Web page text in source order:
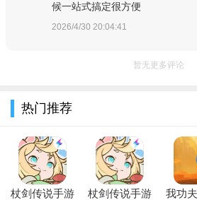
候一站式搞定很方便
2026/4/30 20:04:41
暂无更多评论
热门推荐
杖剑传说手游
杖剑传说手游
我功